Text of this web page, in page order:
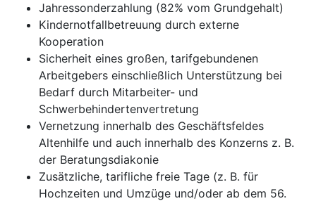
Jahressonderzahlung (82% vom Grundgehalt)
Kindernotfallbetreuung durch externe
Kooperation
Sicherheit eines großen, tarifgebundenen
Arbeitgebers einschließlich Unterstützung bei
Bedarf durch Mitarbeiter- und
Schwerbehindertenvertretung
Vernetzung innerhalb des Geschäftsfeldes
Altenhilfe und auch innerhalb des Konzerns z. B.
der Beratungsdiakonie
Zusätzliche, tarifliche freie Tage (z. B. für
Hochzeiten und Umzüge und/oder ab dem 56.